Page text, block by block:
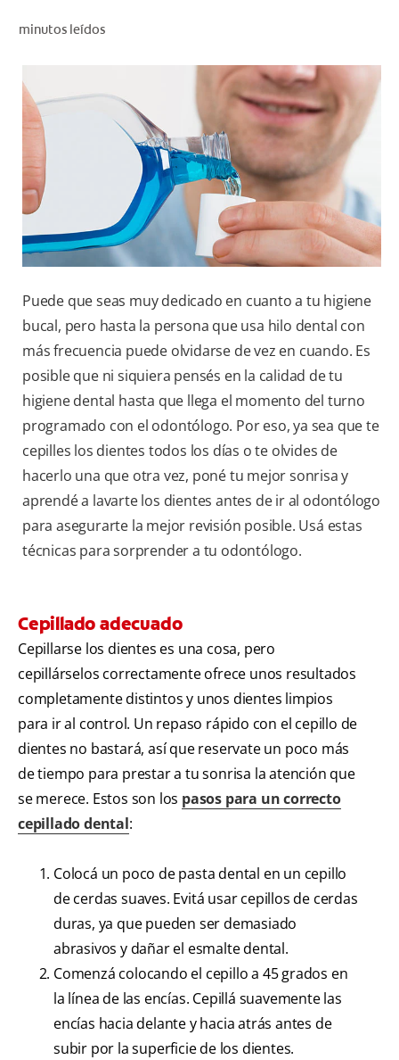
PARA PROFESIONALES
AR (ES)
SUSCRIBITE
minutos leídos
Puede que seas muy dedicado en cuanto a tu higiene
bucal, pero hasta la persona que usa hilo dental con
más frecuencia puede olvidarse de vez en cuando. Es
posible que ni siquiera pensés en la calidad de tu
higiene dental hasta que llega el momento del turno
programado con el odontólogo. Por eso, ya sea que te
cepilles los dientes todos los días o te olvides de
hacerlo una que otra vez, poné tu mejor sonrisa y
aprendé a lavarte los dientes antes de ir al odontólogo
para asegurarte la mejor revisión posible. Usá estas
técnicas para sorprender a tu odontólogo.
Cepillado adecuado
Cepillarse los dientes es una cosa, pero
cepillárselos correctamente ofrece unos resultados
completamente distintos y unos dientes limpios
para ir al control. Un repaso rápido con el cepillo de
dientes no bastará, así que reservate un poco más
de tiempo para prestar a tu sonrisa la atención que
se merece. Estos son los pasos para un correcto
cepillado dental:
Colocá un poco de pasta dental en un cepillo
de cerdas suaves. Evitá usar cepillos de cerdas
duras, ya que pueden ser demasiado
abrasivos y dañar el esmalte dental.
Comenzá colocando el cepillo a 45 grados en
la línea de las encías. Cepillá suavemente las
encías hacia delante y hacia atrás antes de
subir por la superficie de los dientes.